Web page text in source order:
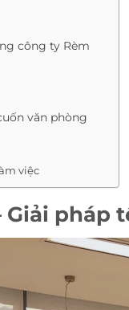
công ty Rèm
văn phòng
việc
Giải pháp